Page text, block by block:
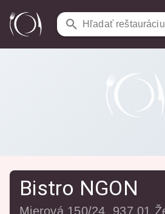
Hľadať reštauráciu
Reštaurácie / Bistro NGON
Bistro NGON